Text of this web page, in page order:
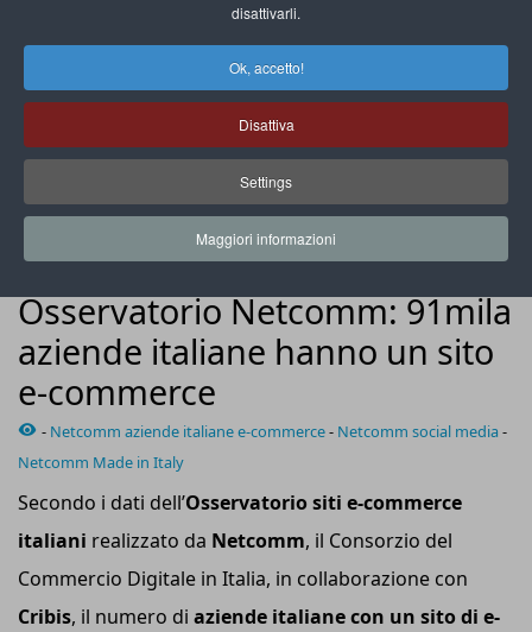
disattivarli.
Ok, accetto!
Disattiva
Settings
Maggiori informazioni
Il settore più rilevante delle aziende e-commerce è il
commercio (47,5%), seguito dai servizi (24%)
Osservatorio Netcomm: 91mila
aziende italiane hanno un sito
e-commerce
- Netcomm aziende italiane e-commerce- Netcomm social media-
Netcomm Made in Italy
Secondo i dati dell’Osservatorio siti e-commerce
italiani realizzato da Netcomm, il Consorzio del
Commercio Digitale in Italia, in collaborazione con
Cribis, il numero di aziende italiane con un sito di e-